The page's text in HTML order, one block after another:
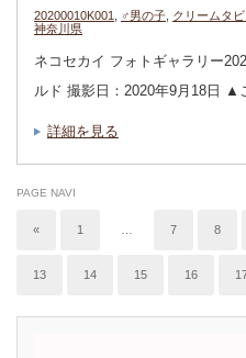
20200010K001
♂男の子 クリームタ
神奈川県
ネコセカイ フォトギャラリー
ルド 撮影日：2020年9月18日
詳細を見る
PAGE NAVI
« 1 7 8
13 14 15 16